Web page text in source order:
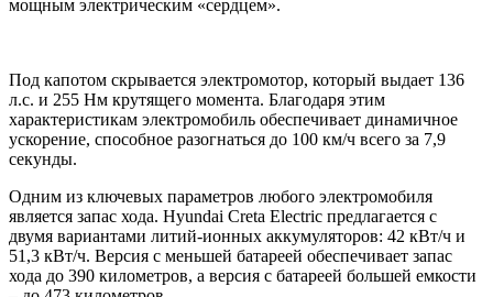
мощным электрическим «сердцем».
Под капотом скрывается электромотор, который выдает 136
л.с. и 255 Нм крутящего момента. Благодаря этим
характеристикам электромобиль обеспечивает динамичное
ускорение, способное разогнаться до 100 км/ч всего за 7,9
секунды.
Одним из ключевых параметров любого электромобиля
является запас хода. Hyundai Creta Electric предлагается с
двумя вариантами литий-ионных аккумуляторов: 42 кВт/ч и
51,3 кВт/ч. Версия с меньшей батареей обеспечивает запас
хода до 390 километров, а версия с батареей большей емкости